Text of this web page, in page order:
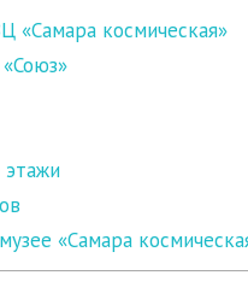
«Самара космическая»
«Самара